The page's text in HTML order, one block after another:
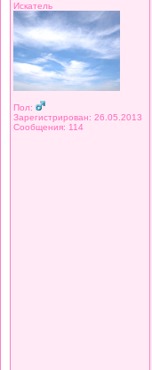
Искатель
Пол:
Зарегистрирован: 26.05.2013
Сообщения: 114